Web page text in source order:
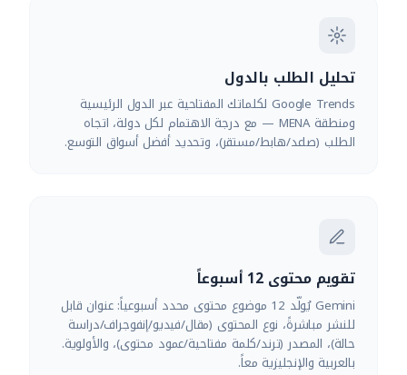
تحليل الطلب بالدول
Google Trends لكلماتك المفتاحية عبر الدول الرئيسية
ومنطقة MENA — مع درجة الاهتمام لكل دولة، اتجاه
الطلب (صاعد/هابط/مستقر)، وتحديد أفضل أسواق التوسع.
تقويم محتوى 12 أسبوعاً
Gemini يُولّد 12 موضوع محتوى محدد أسبوعياً: عنوان قابل
للنشر مباشرةً، نوع المحتوى (مقال/فيديو/إنفوجراف/دراسة
حالة)، المصدر (ترند/كلمة مفتاحية/عمود محتوى)، والأولوية.
بالعربية والإنجليزية معاً.